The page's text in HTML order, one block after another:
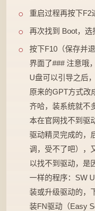
重启过程再按下F2
再次找到 Boot，选
按下F10（保存并
界面了### 注意哦
U盘可以引导之后
原来的GPT方式改
齐哈，装系统就不
本在官网找不到驱
驱动精灵完成的，
调，受不了吧），
以找不到驱动，是
一样的程序：SW
装或升级驱动的，
装FN驱动（Easy